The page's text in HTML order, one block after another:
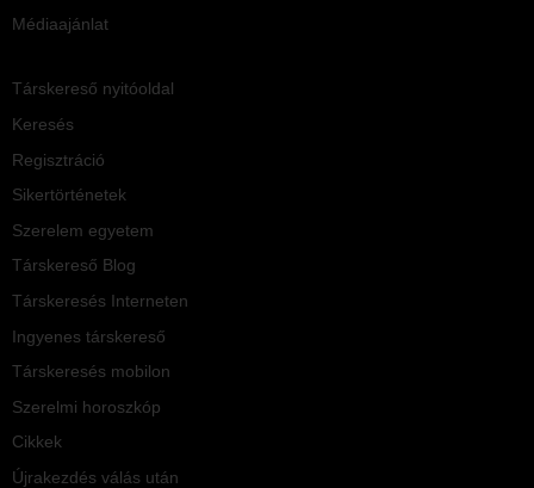
Médiaajánlat
Társkereső nyitóoldal
Keresés
Regisztráció
Sikertörténetek
Szerelem egyetem
Társkereső Blog
Társkeresés Interneten
Ingyenes társkereső
Társkeresés mobilon
Szerelmi horoszkóp
Cikkek
Újrakezdés válás után